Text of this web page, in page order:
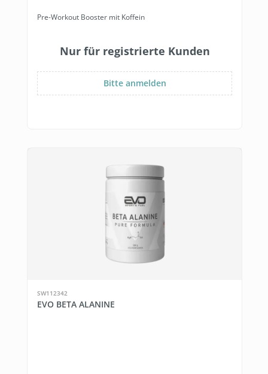
Pre-Workout Booster mit Koffein
Nur für registrierte Kunden
Bitte anmelden
SW112342
EVO BETA ALANINE